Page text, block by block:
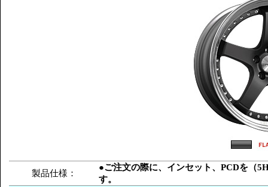
製品仕様：
●ご注文の際に、インセット、PCDを（
す。